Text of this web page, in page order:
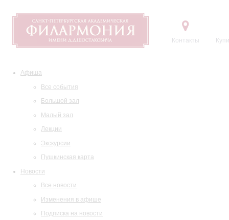
Контакты
Афиша
Все события
Большой зал
Малый зал
Лекции
Экскурсии
Пушкинская карта
Новости
Все новости
Изменения в афише
Подписка на новости